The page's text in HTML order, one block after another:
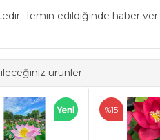
Temin edildiğinde haber ver.
ürünler
%15